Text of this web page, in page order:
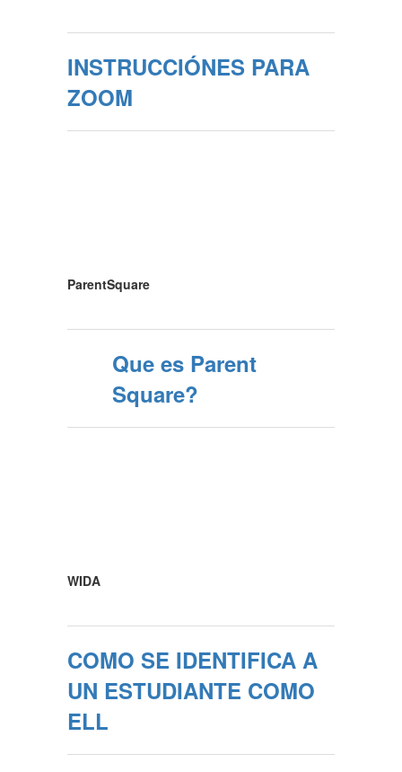
INSTRUCCIÓNES PARA
ZOOM
ParentSquare
Que es Parent
Square?
WIDA
​​​​​​​COMO SE IDENTIFICA A
UN ESTUDIANTE COMO
ELL